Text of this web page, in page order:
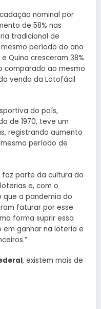
nominal por
de 58% nas
tradicional de
período do ano
Quina cresceram 38%
comparado ao mesmo
venda da Lotofácil
do país,
de 1970, teve um
registrando aumento
período de
faz parte da cultura do
e, com o
que a pandemia do
faturar por esse
forma suprir essa
ganhar na loteria e
, existem mais de